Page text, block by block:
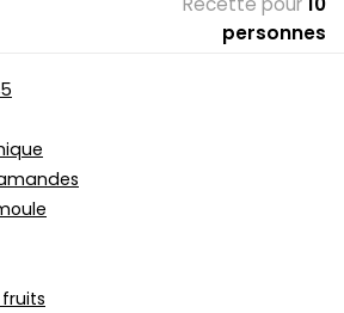
personnes